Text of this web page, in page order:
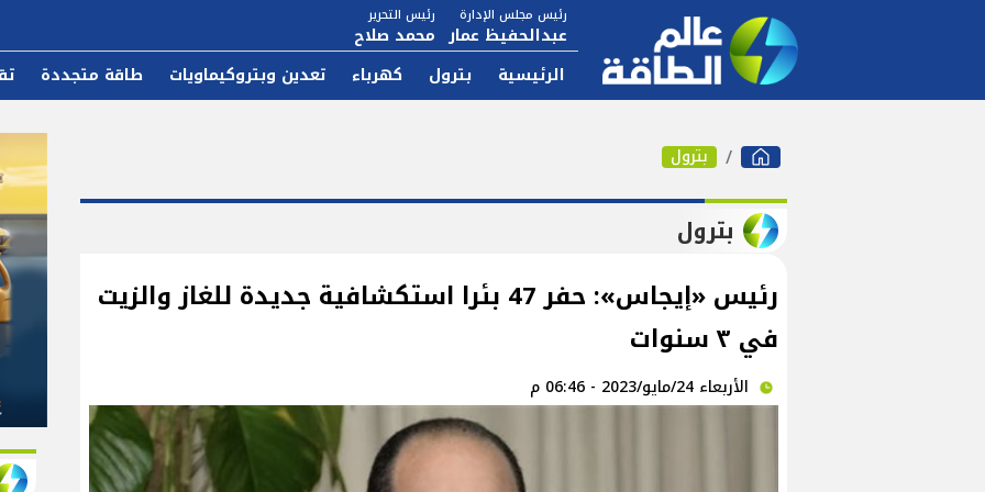
رئيس مجلس الإدارة
عبدالحفيظ عمار
رئيس التحرير
محمد صلاح
الرئيسية بترول كهرباء تعدين وبتروكيماويات طاقة متجددة
بترول
بترول
رئيس «إيجاس»: حفر 47 بئرا استكشافية جديدة للغاز والزيت
في ٣ سنوات
الأربعاء 24/مايو/2023 - 06:46 م